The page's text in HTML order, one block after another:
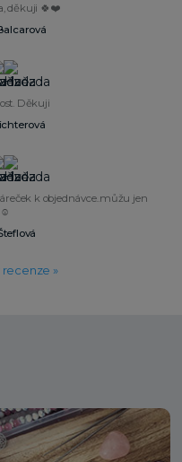
děkuji 🍀❤️
Děkuji
k objednávce..můžu jen
☺️
»